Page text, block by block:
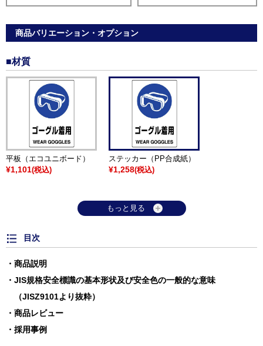
商品バリエーション・オプション
■材質
平板（エコユニボード）
¥1,101(税込)
ステッカー（PP合成紙）
¥1,258(税込)
もっと見る
目次
商品説明
JIS規格安全標識の基本形状及び安全色の一般的な意味
（JISZ9101より抜粋）
商品レビュー
採用事例